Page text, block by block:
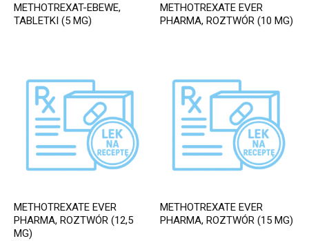
METHOTREXAT-EBEWE,
TABLETKI (5 MG)
METHOTREXATE EVER
PHARMA, ROZTWÓR (10 MG)
METHOTREXATE EVER
PHARMA, ROZTWÓR (12,5
MG)
METHOTREXATE EVER
PHARMA, ROZTWÓR (15 MG)